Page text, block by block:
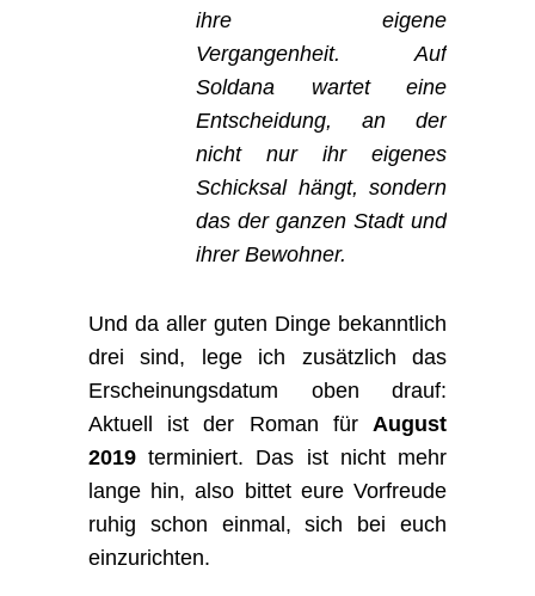
ihre eigene
Vergangenheit. Auf
Soldana wartet eine
Entscheidung, an der
nicht nur ihr eigenes
Schicksal hängt, sondern
das der ganzen Stadt und
ihrer Bewohner.
Und da aller guten Dinge bekanntlich
drei sind, lege ich zusätzlich das
Erscheinungsdatum oben drauf:
Aktuell ist der Roman für August
2019 terminiert. Das ist nicht mehr
lange hin, also bittet eure Vorfreude
ruhig schon einmal, sich bei euch
einzurichten.